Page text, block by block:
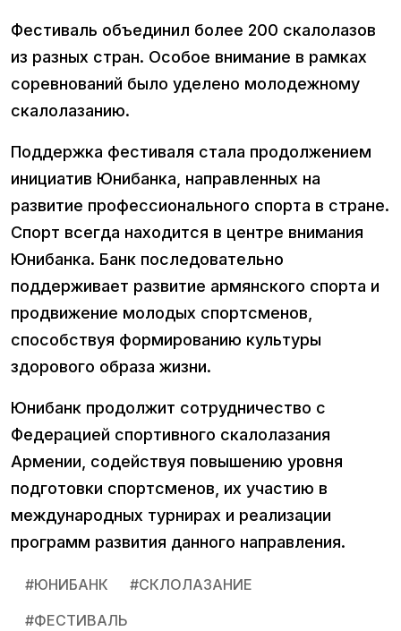
Фестиваль объединил более 200 скалолазов
из разных стран. Особое внимание в рамках
соревнований было уделено молодежному
скалолазанию.
Поддержка фестиваля стала продолжением
инициатив Юнибанка, направленных на
развитие профессионального спорта в стране.
Спорт всегда находится в центре внимания
Юнибанка. Банк последовательно
поддерживает развитие армянского спорта и
продвижение молодых спортсменов,
способствуя формированию культуры
здорового образа жизни.
Юнибанк продолжит сотрудничество с
Федерацией спортивного скалолазания
Армении, содействуя повышению уровня
подготовки спортсменов, их участию в
международных турнирах и реализации
программ развития данного направления.
#ЮНИБАНК #СКЛОЛАЗАНИЕ
#ФЕСТИВАЛЬ